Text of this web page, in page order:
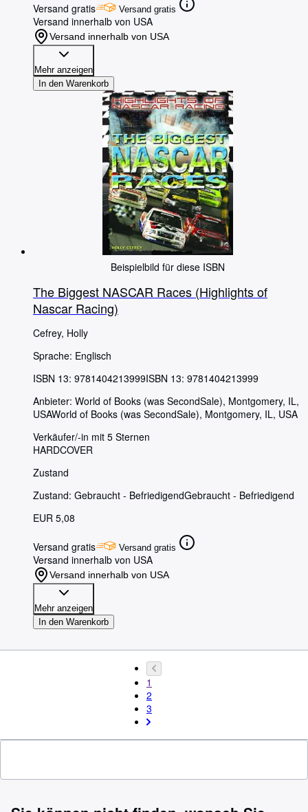
Versand gratis Versand gratis
Versand innerhalb von USA
Versand innerhalb von USA
Mehr anzeigen
In den Warenkorb
Beispielbild für diese ISBN
The Biggest NASCAR Races (Highlights of
Nascar Racing)
Cefrey, Holly
Sprache: Englisch
ISBN 13: 9781404213999ISBN 13: 9781404213999
Anbieter: World of Books (was SecondSale), Montgomery, IL,
USAWorld of Books (was SecondSale), Montgomery, IL, USA
Verkäufer/-in mit 5 Sternen
HARDCOVER
Zustand
Zustand: Gebraucht - BefriedigendGebraucht - Befriedigend
EUR 5,08
Versand gratis Versand gratis
Versand innerhalb von USA
Versand innerhalb von USA
Mehr anzeigen
In den Warenkorb
1
2
3